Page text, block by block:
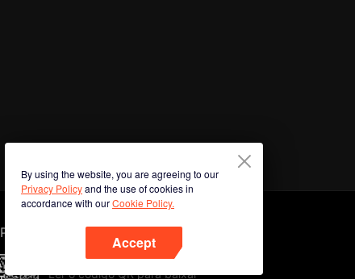
By using the website, you are agreeing to our
Privacy Policyand the use of cookies in
accordance with ourCookie Policy.
Accept
Phone
Ler o código QR para baixar